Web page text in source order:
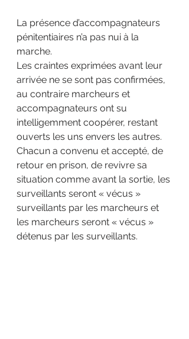
La présence d’accompagnateurs
pénitentiaires n’a pas nui à la
marche.
Les craintes exprimées avant leur
arrivée ne se sont pas confirmées,
au contraire marcheurs et
accompagnateurs ont su
intelligemment coopérer, restant
ouverts les uns envers les autres.
Chacun a convenu et accepté, de
retour en prison, de revivre sa
situation comme avant la sortie, les
surveillants seront « vécus »
surveillants par les marcheurs et
les marcheurs seront « vécus »
détenus par les surveillants.